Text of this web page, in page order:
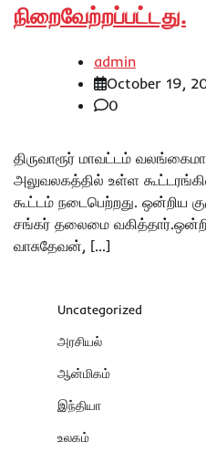
நிறைவேற்றப்பட்டது.
admin
October 19,
0
திருவாரூர் மாவட்டம்
அலுவலகத்தில் உள்ள
கூட்டம் நடைபெற்றது. ஒன்றிய
சங்கர் தலைமை
வாசுதேவன், […]
Uncategorized
அரசியல்
ஆன்மிகம்
இந்தியா
உலகம்